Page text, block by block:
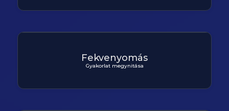
Fekvenyomás
Gyakorlat megynitása